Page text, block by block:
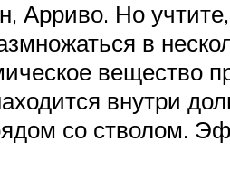
Но
в
вещество
внутри
со стволом.